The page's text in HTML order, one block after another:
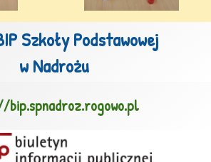
Szkoły Podstawowej
w Nadrożu